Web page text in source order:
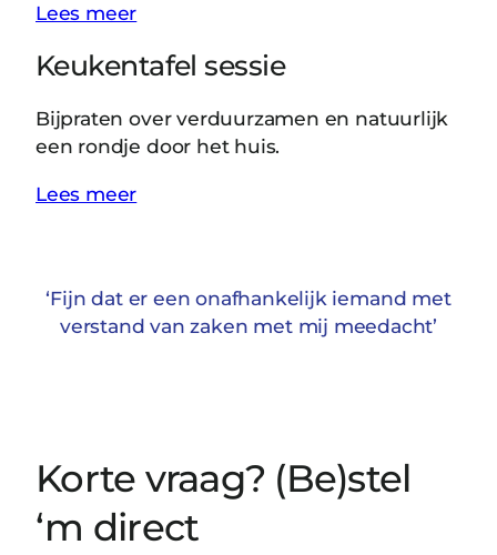
Lees meer
Keukentafel sessie
Bijpraten over verduurzamen en natuurlijk
een rondje door het huis.
Lees meer
‘Fijn dat er een onafhankelijk iemand met
verstand van zaken met mij meedacht’
Korte vraag? (Be)stel
‘m direct